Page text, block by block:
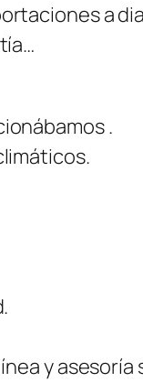
a
.
y asesoría